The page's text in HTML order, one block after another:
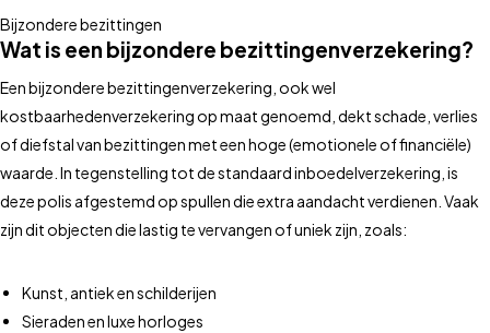
Bijzondere bezittingen
Wat is een bijzondere bezittingenverzekering?
Een bijzondere bezittingenverzekering, ook wel
kostbaarhedenverzekering op maat genoemd, dekt schade, verlies
of diefstal van bezittingen met een hoge (emotionele of financiële)
waarde. In tegenstelling tot de standaard inboedelverzekering, is
deze polis afgestemd op spullen die extra aandacht verdienen. Vaak
zijn dit objecten die lastig te vervangen of uniek zijn, zoals:
Kunst, antiek en schilderijen
Sieraden en luxe horloges